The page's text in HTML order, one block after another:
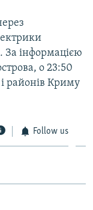
За інформацією
о 23:50
районів Криму
Follow us